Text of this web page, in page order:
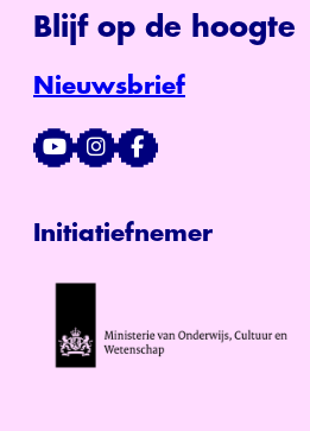
Blijf op de hoogte
Nieuwsbrief
Initiatiefnemer